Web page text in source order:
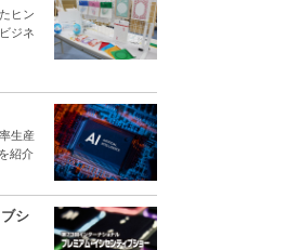
ヒン
ジネ
生産
紹介
シ